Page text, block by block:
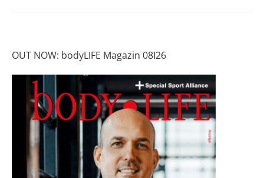
OUT NOW: bodyLIFE Magazin 08I26